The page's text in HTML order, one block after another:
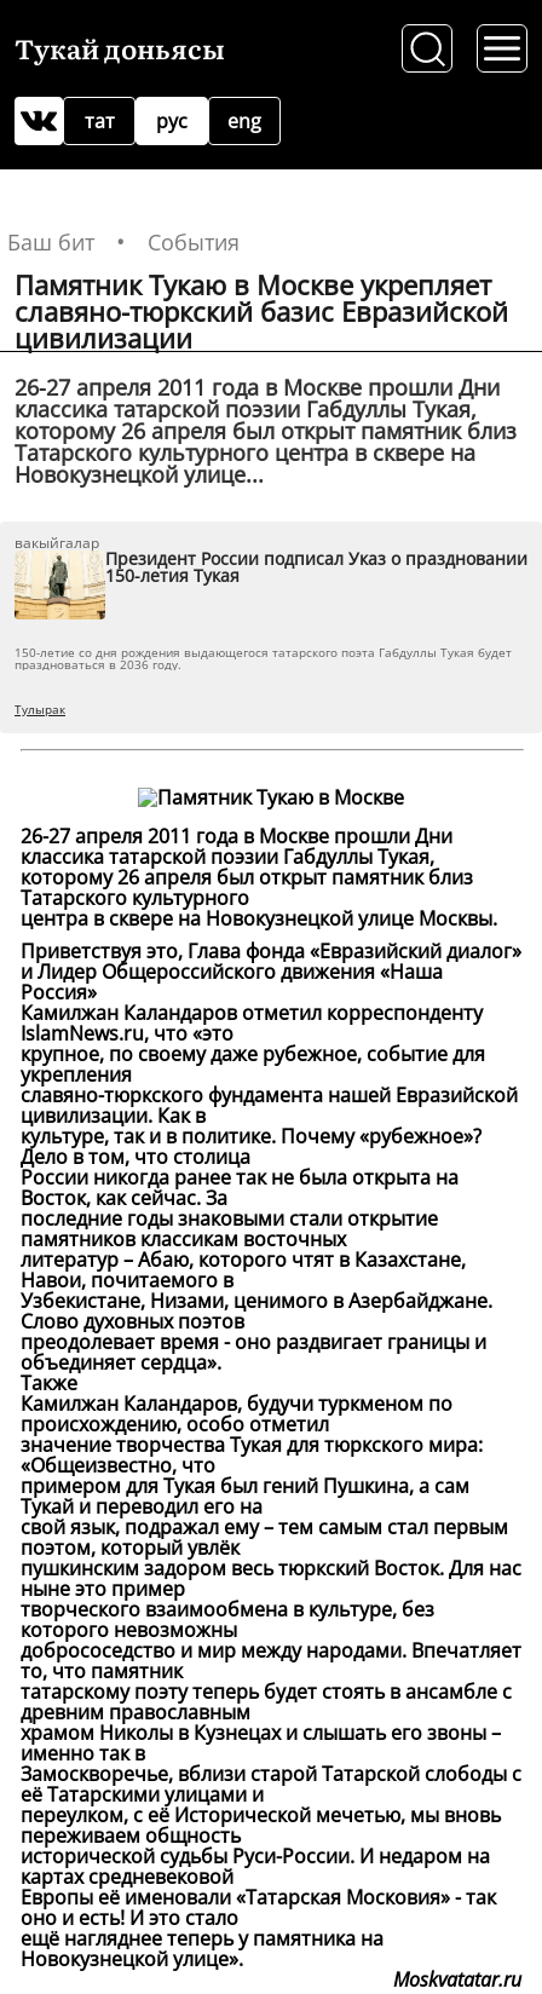
Тукай доньясы
рус
тат eng
Баш бит События
Памятник Тукаю в Москве укрепляет
славяно-тюркский базис Евразийской
цивилизации
26-27 апреля 2011 года в Москве прошли Дни
классика татарской поэзии Габдуллы Тукая,
которому 26 апреля был открыт памятник близ
Татарского культурного центра в сквере на
Новокузнецкой улице...
вакыйгалар
Президент России подписал Указ о праздновании
150-летия Тукая
150-летие со дня рождения выдающегося татарского поэта Габдуллы Тукая будет
праздноваться в 2036 году.
Тулырак
26-27 апреля 2011 года в Москве прошли Дни
классика татарской поэзии Габдуллы Тукая,
которому 26 апреля был открыт памятник близ
Татарского культурного
центра в сквере на Новокузнецкой улице Москвы.
Приветствуя это, Глава фонда «Евразийский диалог»
и Лидер Общероссийского движения «Наша
Россия»
Камилжан Каландаров отметил корреспонденту
IslamNews.ru, что «это
крупное, по своему даже рубежное, событие для
укрепления
славяно-тюркского фундамента нашей Евразийской
цивилизации. Как в
культуре, так и в политике. Почему «рубежное»?
Дело в том, что столица
России никогда ранее так не была открыта на
Восток, как сейчас. За
последние годы знаковыми стали открытие
памятников классикам восточных
литератур – Абаю, которого чтят в Казахстане,
Навои, почитаемого в
Узбекистане, Низами, ценимого в Азербайджане.
Слово духовных поэтов
преодолевает время - оно раздвигает границы и
объединяет сердца».
Также
Камилжан Каландаров, будучи туркменом по
происхождению, особо отметил
значение творчества Тукая для тюркского мира:
«Общеизвестно, что
примером для Тукая был гений Пушкина, а сам
Тукай и переводил его на
свой язык, подражал ему – тем самым стал первым
поэтом, который увлёк
пушкинским задором весь тюркский Восток. Для нас
ныне это пример
творческого взаимообмена в культуре, без
которого невозможны
добрососедство и мир между народами. Впечатляет
то, что памятник
татарскому поэту теперь будет стоять в ансамбле с
древним православным
храмом Николы в Кузнецах и слышать его звоны –
именно так в
Замоскворечье, вблизи старой Татарской слободы с
её Татарскими улицами и
переулком, с её Исторической мечетью, мы вновь
переживаем общность
исторической судьбы Руси-России. И недаром на
картах средневековой
Европы её именовали «Татарская Московия» - так
оно и есть! И это стало
ещё нагляднее теперь у памятника на
Новокузнецкой улице».
Moskvatatar.ru